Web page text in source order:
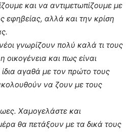
και να αντιμετωπίζουμε με
εφηβείας, αλλά και την κρίση
γνωρίζουν πολύ καλά τι τους
οικογένεια και πως είναι
αγαθά με τον πρώτο τους
να ζουν με τους
Χαμογελάστε και
θα πετάξουν με τα δικά τους